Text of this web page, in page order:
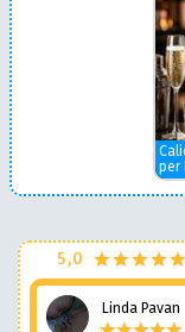
per
5,0
Linda Pavan